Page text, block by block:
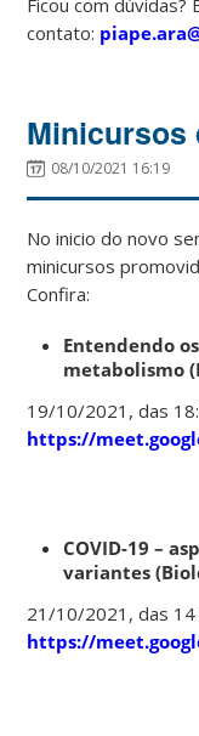
contato:
Minicursos
08/10/2021 16:19
No inicio do novo
minicursos
Confira:
Entendendo
metabolismo
19/10/2021, das
https://
COVID-19 –
variantes
21/10/2021, das 14
https://